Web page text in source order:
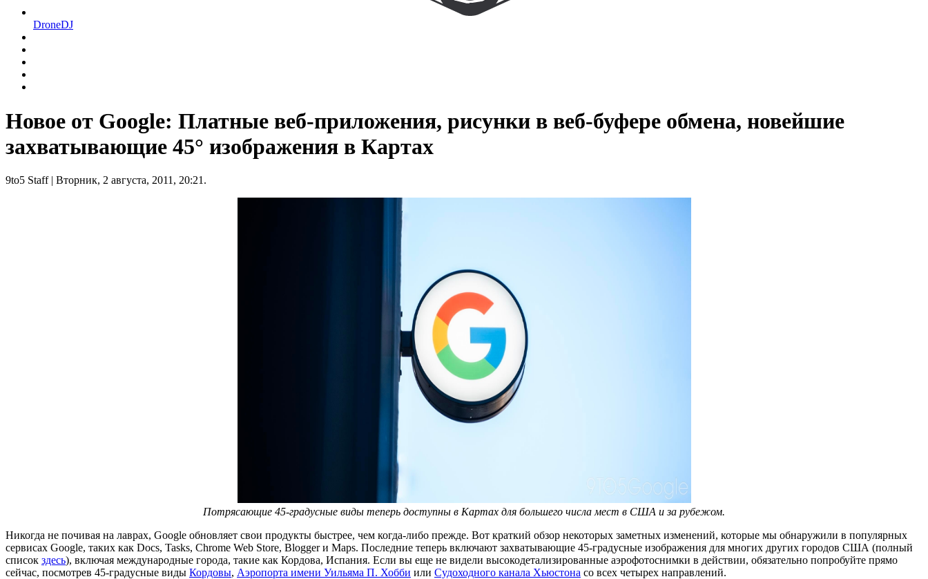
DroneDJ
Новое от Google: Платные веб-приложения, рисунки в веб-буфере обмена, новейшие
захватывающие 45° изображения в Картах
9to5 Staff| Вторник, 2 августа, 2011, 20:21.
Потрясающие 45-градусные виды теперь доступны в Картах для большего числа мест в США и за рубежом.
Никогда не почивая на лаврах, Google обновляет свои продукты быстрее, чем когда-либо прежде. Вот краткий обзор некоторых заметных изменений, которые мы обнаружили в популярных
сервисах Google, таких как Docs, Tasks, Chrome Web Store, Blogger и Maps. Последние теперь включают захватывающие 45-градусные изображения для многих других городов США (полный
список здесь), включая международные города, такие как Кордова, Испания. Если вы еще не видели высокодетализированные аэрофотоснимки в действии, обязательно попробуйте прямо
сейчас, посмотрев 45-градусные виды Кордовы, Аэропорта имени Уильяма П. Хобби или Судоходного канала Хьюстона со всех четырех направлений.